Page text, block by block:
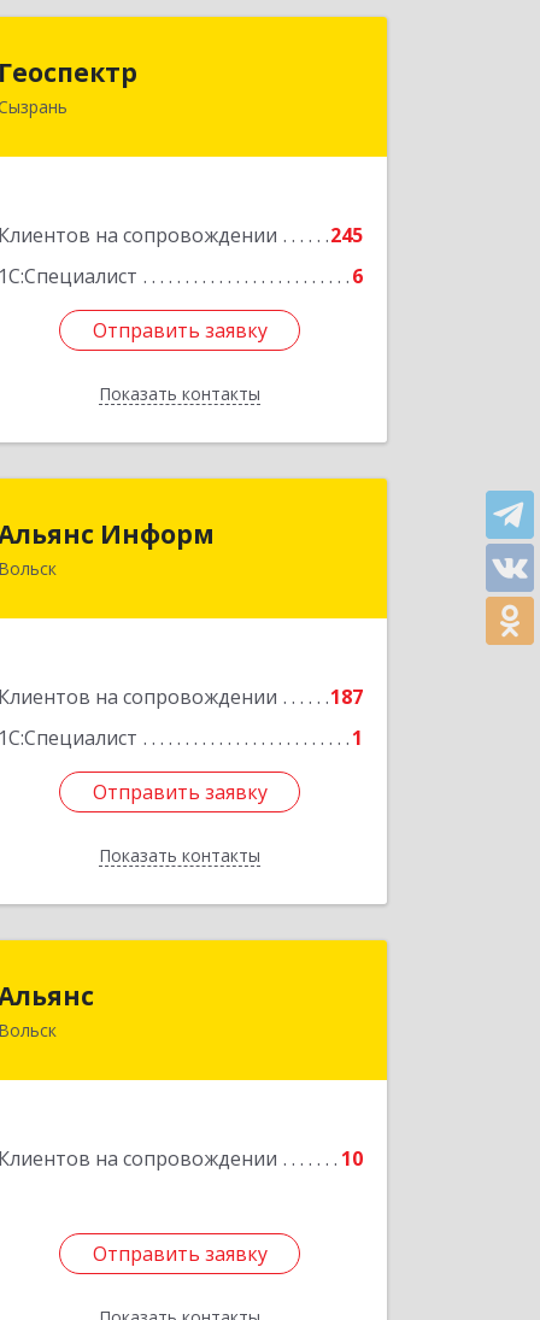
Геоспектр
Клиентов на сопровождении
245
1С:Специалист
6
Отправить заявку
Показать контакты
446001, Самарская обл, Сызрань г,
Отправить заявку
Назад
Информ
Вольск
Клиентов на сопровождении
187
1С:Специалист
1
Отправить заявку
Показать контакты
Альянс Информ
412906, Саратовская обл, Вольск г,
Отправить заявку
Назад
Вольск
Клиентов на сопровождении 10
Отправить заявку
412900, Саратовская обл, Вольск г,
Отправить заявку